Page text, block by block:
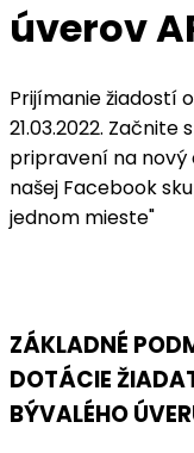
úverov
Prijímanie žiadostí
21.03.2022.
pripravení na nový
našej Facebook
jednom mieste"
ZÁKLADNÉ
DOTÁCIE
BÝVALÉHO